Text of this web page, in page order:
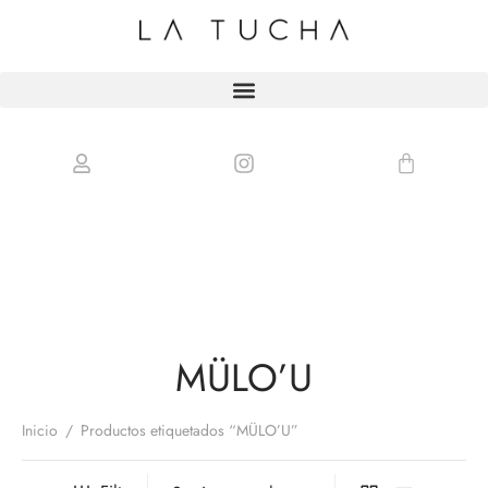
MÜLO’U
Inicio / Productos etiquetados “MÜLO’U”